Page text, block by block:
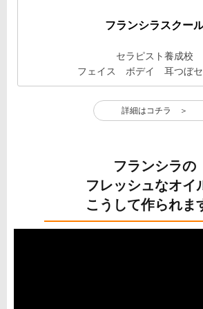
フランシラスクー
セラピスト養成校
フェイス ボデイ 耳つぼセ
詳細はコチラ ＞
フランシラの
フレッシュなオイ
こうして作られま